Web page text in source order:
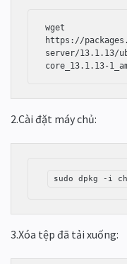
wget
https://
server/13.1.13/
2.Cài đặt máy chủ:
sudo dpkg -i
3.Xóa tệp đã tải xuống: